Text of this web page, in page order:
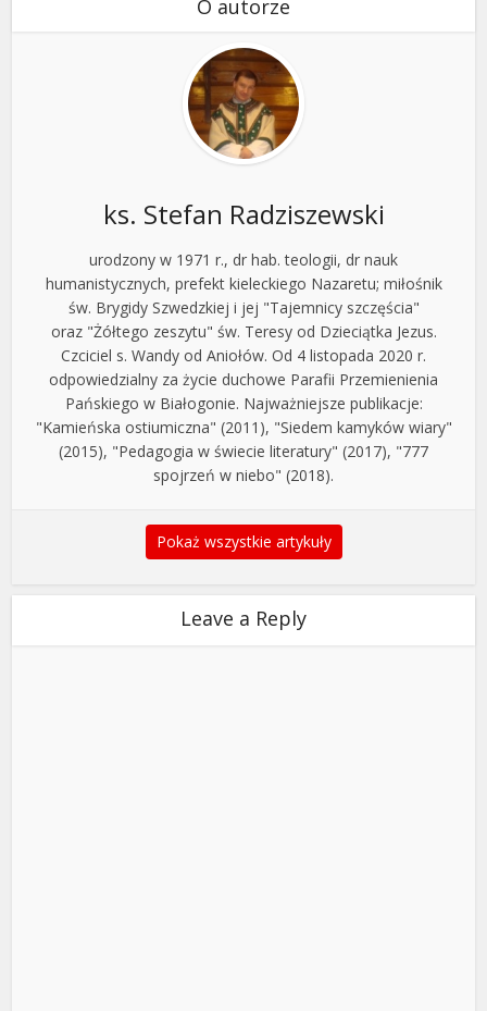
O autorze
ks. Stefan Radziszewski
urodzony w 1971 r., dr hab. teologii, dr nauk
humanistycznych, prefekt kieleckiego Nazaretu; miłośnik
św. Brygidy Szwedzkiej i jej "Tajemnicy szczęścia"
oraz "Żółtego zeszytu" św. Teresy od Dzieciątka Jezus.
Czciciel s. Wandy od Aniołów. Od 4 listopada 2020 r.
odpowiedzialny za życie duchowe Parafii Przemienienia
Pańskiego w Białogonie. Najważniejsze publikacje:
"Kamieńska ostiumiczna" (2011), "Siedem kamyków wiary"
(2015), "Pedagogia w świecie literatury" (2017), "777
spojrzeń w niebo" (2018).
Pokaż wszystkie artykuły
Leave a Reply